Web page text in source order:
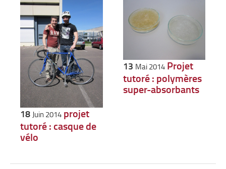
18Juin 2014 projet
tutoré : casque de
vélo
13 Mai 2014 Projet
tutoré : polymères
super-absorbants